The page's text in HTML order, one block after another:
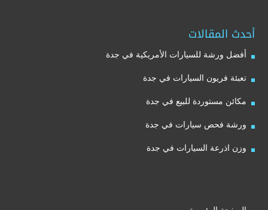
أحدث المقالات
أفضل ورشة للسيارات الأمريكية في جدة
تعبئة فريون السيارات في جدة
مكائن مستوردة للبيع في جدة
ورشة فحص سيارات في جدة
وزن اذرعة السيارات في جدة